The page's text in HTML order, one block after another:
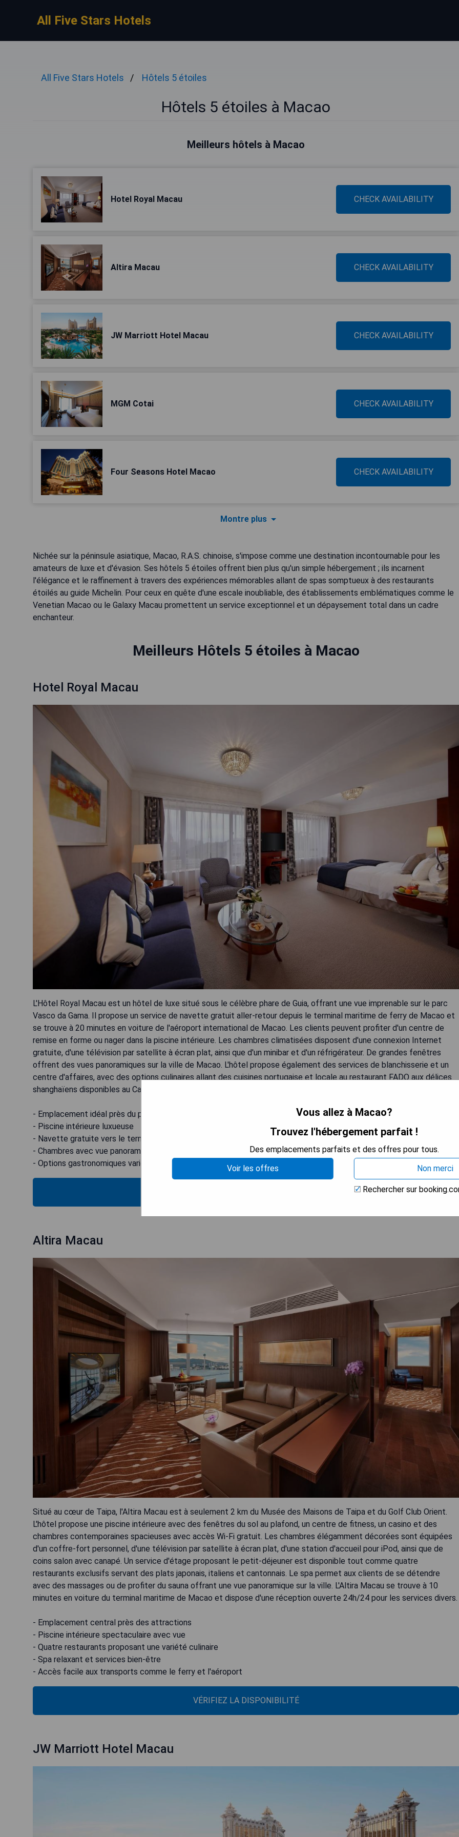
All Five Stars Hotels
All Five Stars Hotels Hôtels 5 étoiles
Hôtels 5 étoiles à Macao
Meilleurs hôtels à Macao
Hotel Royal Macau CHECK AVAILABILITY
Altira Macau CHECK AVAILABILITY
JW Marriott Hotel Macau CHECK AVAILABILITY
MGM Cotai CHECK AVAILABILITY
Four Seasons Hotel Macao CHECK AVAILABILITY
Montre plus
Nichée sur la péninsule asiatique, Macao, R.A.S. chinoise, s'impose comme une destination incontournable pour les
amateurs de luxe et d'évasion. Ses hôtels 5 étoiles offrent bien plus qu'un simple hébergement ; ils incarnent
l'élégance et le raffinement à travers des expériences mémorables allant de spas somptueux à des restaurants
étoilés au guide Michelin. Pour ceux en quête d'une escale inoubliable, des établissements emblématiques comme le
Venetian Macao ou le Galaxy Macau promettent un service exceptionnel et un dépaysement total dans un cadre
enchanteur.
Meilleurs Hôtels 5 étoiles à Macao
Hotel Royal Macau
L'Hôtel Royal Macau est un hôtel de luxe situé sous le célèbre phare de Guia, offrant une vue imprenable sur le parc
Vasco da Gama. Il propose un service de navette gratuit aller-retour depuis le terminal maritime de ferry de Macao et
se trouve à 20 minutes en voiture de l'aéroport international de Macao. Les clients peuvent profiter d'un centre de
remise en forme ou nager dans la piscine intérieure. Les chambres climatisées disposent d'une connexion Internet
gratuite, d'une télévision par satellite à écran plat, ainsi que d'un minibar et d'un réfrigérateur. De grandes fenêtres
offrent des vues panoramiques sur la ville de Macao. L'hôtel propose également des services de blanchisserie et un
centre d'affaires, avec des options culinaires allant des cuisines portugaise et locale au restaurant FADO aux délices
shanghaïens disponibles au Catalpa Garden Restaurant.
- Emplacement idéal près du phare Guia
- Piscine intérieure luxueuse
- Navette gratuite vers le terminal maritime
- Chambres avec vue panoramique sur la ville
- Options gastronomiques variées sur place
Altira Macau
Situé au cœur de Taipa, l'Altira Macau est à seulement 2 km du Musée des Maisons de Taipa et du Golf Club Orient.
L'hôtel propose une piscine intérieure avec des fenêtres du sol au plafond, un centre de fitness, un casino et des
chambres contemporaines spacieuses avec accès Wi-Fi gratuit. Les chambres élégamment décorées sont équipées
d'un coffre-fort personnel, d'une télévision par satellite à écran plat, d'une station d'accueil pour iPod, ainsi que de
coins salon avec canapé. Un service d'étage proposant le petit-déjeuner est disponible tout comme quatre
restaurants exclusifs servant des plats japonais, italiens et cantonnais. Le spa permet aux clients de se détendre
avec des massages ou de profiter du sauna offrant une vue panoramique sur la ville. L'Altira Macau se trouve à 10
minutes en voiture du terminal maritime de Macao et dispose d'une réception ouverte 24h/24 pour les services divers.
- Emplacement central près des attractions
- Piscine intérieure spectaculaire avec vue
- Quatre restaurants proposant une variété culinaire
- Spa relaxant et services bien-être
- Accès facile aux transports comme le ferry et l'aéroport
VÉRIFIEZ LA DISPONIBILITÉ
JW Marriott Hotel Macau
Vous allez à Macao?
Trouvez l'hébergement parfait !
Des emplacements parfaits et des offres pour tous.
Voir les offres
Non merci
Rechercher sur